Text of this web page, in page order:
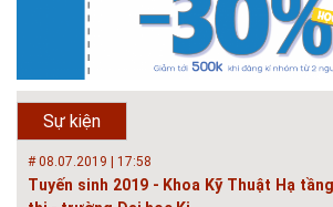
Sự kiện
GIAO LƯU TRỰC TUYẾN - TƯ VẤN
CHÍNH QUY ĐẠI HỌC KIẾN TRÚC NĂM...
Năm nay, kỳ thi THPT quốc gia dự kiến diễn ra
học Kiến trúc Hà Nội chúc các bạn học sinh cuối
QUÝ PHỤ HUYNH VÀ CÁC EM ĐÓN XEM GIAO
VẤN TUYỂN SINH ĐẠI H...
# 08.07.2019 | 17:58
Tuyến sinh 2019 - Khoa Kỹ Thuật Hạ